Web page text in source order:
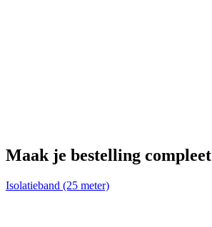
Maak je bestelling compleet
Isolatieband (25 meter)